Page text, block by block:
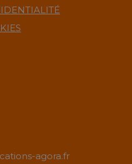
agora.fr